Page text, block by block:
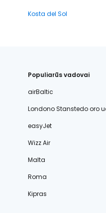
Kosta del Sol
Populiarūs vadovai
airBaltic
Londono Stanstedo oro
easyJet
Wizz Air
Malta
Roma
Kipras